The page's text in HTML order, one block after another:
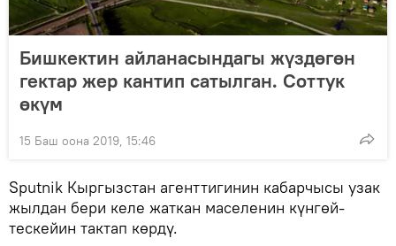
Бишкектин айланасындагы жүздөгөн
гектар жер кантип сатылган. Соттук
өкүм
15 Баш оона 2019, 15:46
Sputnik Кыргызстан агенттигинин кабарчысы узак
жылдан бери келе жаткан маселенин күнгөй-
тескейин тактап көрдү.